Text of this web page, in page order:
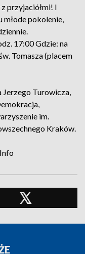
przyjaciółmi! I
młode pokolenie,
17:00 Gdzie: na
Tomasza (placem
Jerzego Turowicza,
im.
Kraków.